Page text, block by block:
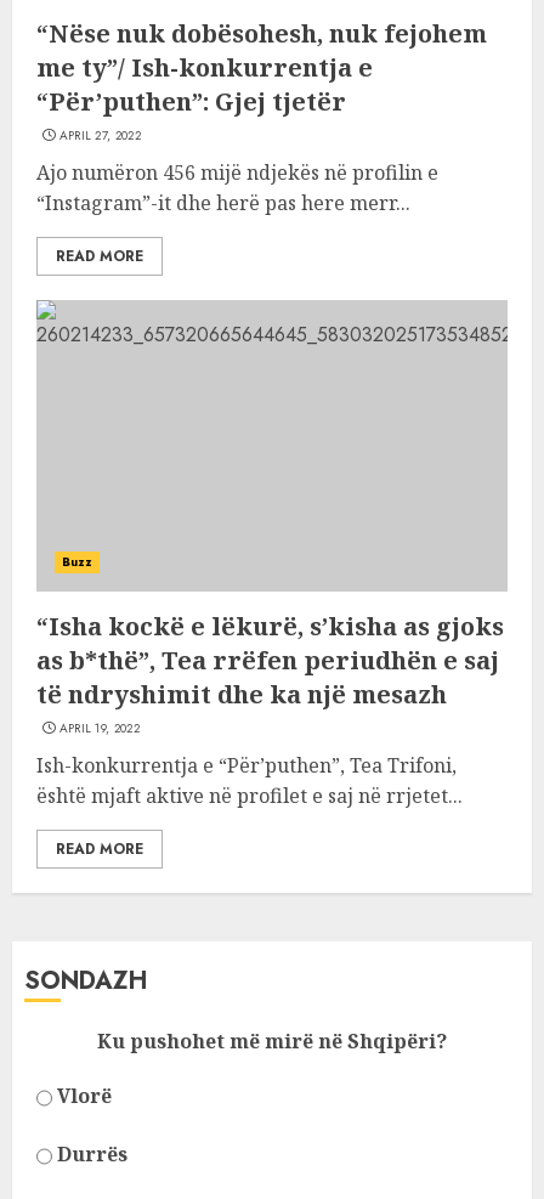
“Nëse nuk dobësohesh, nuk fejohem
me ty”/ Ish-konkurrentja e
“Për’puthen”: Gjej tjetër
APRIL 27, 2022
Ajo numëron 456 mijë ndjekës në profilin e
“Instagram”-it dhe herë pas here merr...
READ MORE
Buzz
“Isha kockë e lëkurë, s’kisha as gjoks
as b*thë”, Tea rrëfen periudhën e saj
të ndryshimit dhe ka një mesazh
APRIL 19, 2022
Ish-konkurrentja e “Për’puthen”, Tea Trifoni,
është mjaft aktive në profilet e saj në rrjetet...
READ MORE
SONDAZH
Ku pushohet më mirë në Shqipëri?
Vlorë
Durrës